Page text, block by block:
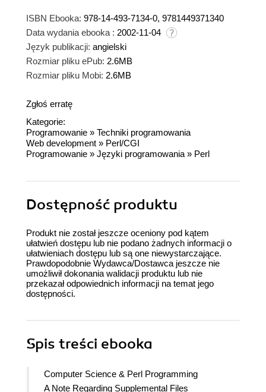
ISBN Ebooka: 978-14-493-7134-0, 9781449371340
Data wydania ebooka : 2002-11-04
Język publikacji: angielski
Rozmiar pliku ePub: 2.6MB
Rozmiar pliku Mobi: 2.6MB
Zgłoś erratę
Kategorie:
Programowanie » Techniki programowania
Web development » Perl/CGI
Programowanie » Języki programowania » Perl
Dostępność produktu
Produkt nie został jeszcze oceniony pod kątem
ułatwień dostępu lub nie podano żadnych informacji o
ułatwieniach dostępu lub są one niewystarczające.
Prawdopodobnie Wydawca/Dostawca jeszcze nie
umożliwił dokonania walidacji produktu lub nie
przekazał odpowiednich informacji na temat jego
dostępności.
Spis treści ebooka
Computer Science & Perl Programming
A Note Regarding Supplemental Files